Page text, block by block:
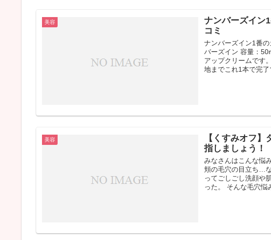
美容
ナンバーズイン
コミ
ナンバーズイン1番
バーズイン 容量：
アップクリームです
地までこれ1本で完了
美容
【くすみオフ
指しましょう！
みなさんはこんな悩
頬の毛穴の目立ち…
ってごしごし洗顔や
った。 そんな毛穴悩